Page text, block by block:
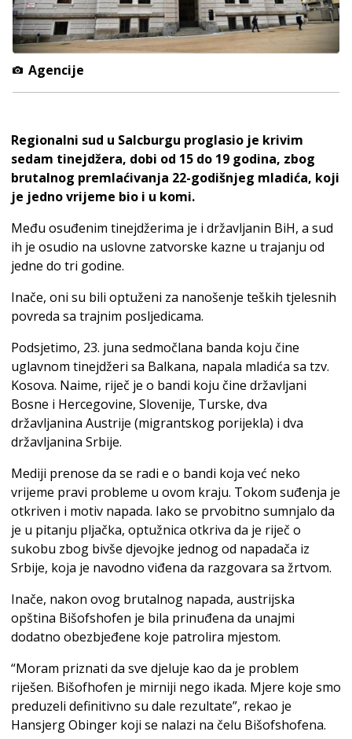
Agencije
Regionalni sud u Salcburgu proglasio je krivim
sedam tinejdžera, dobi od 15 do 19 godina, zbog
brutalnog premlaćivanja 22-godišnjeg mladića, koji
je jedno vrijeme bio i u komi.
Među osuđenim tinejdžerima je i državljanin BiH, a sud
ih je osudio na uslovne zatvorske kazne u trajanju od
jedne do tri godine.
Inače, oni su bili optuženi za nanošenje teških tjelesnih
povreda sa trajnim posljedicama.
Podsjetimo, 23. juna sedmočlana banda koju čine
uglavnom tinejdžeri sa Balkana, napala mladića sa tzv.
Kosova. Naime, riječ je o bandi koju čine državljani
Bosne i Hercegovine, Slovenije, Turske, dva
državljanina Austrije (migrantskog porijekla) i dva
državljanina Srbije.
Mediji prenose da se radi e o bandi koja već neko
vrijeme pravi probleme u ovom kraju. Tokom suđenja je
otkriven i motiv napada. Iako se prvobitno sumnjalo da
je u pitanju pljačka, optužnica otkriva da je riječ o
sukobu zbog bivše djevojke jednog od napadača iz
Srbije, koja je navodno viđena da razgovara sa žrtvom.
Inače, nakon ovog brutalnog napada, austrijska
opština Bišofshofen je bila prinuđena da unajmi
dodatno obezbjeđene koje patrolira mjestom.
“Moram priznati da sve djeluje kao da je problem
riješen. Bišofhofen je mirniji nego ikada. Mjere koje smo
preduzeli definitivno su dale rezultate”, rekao je
Hansjerg Obinger koji se nalazi na čelu Bišofshofena.